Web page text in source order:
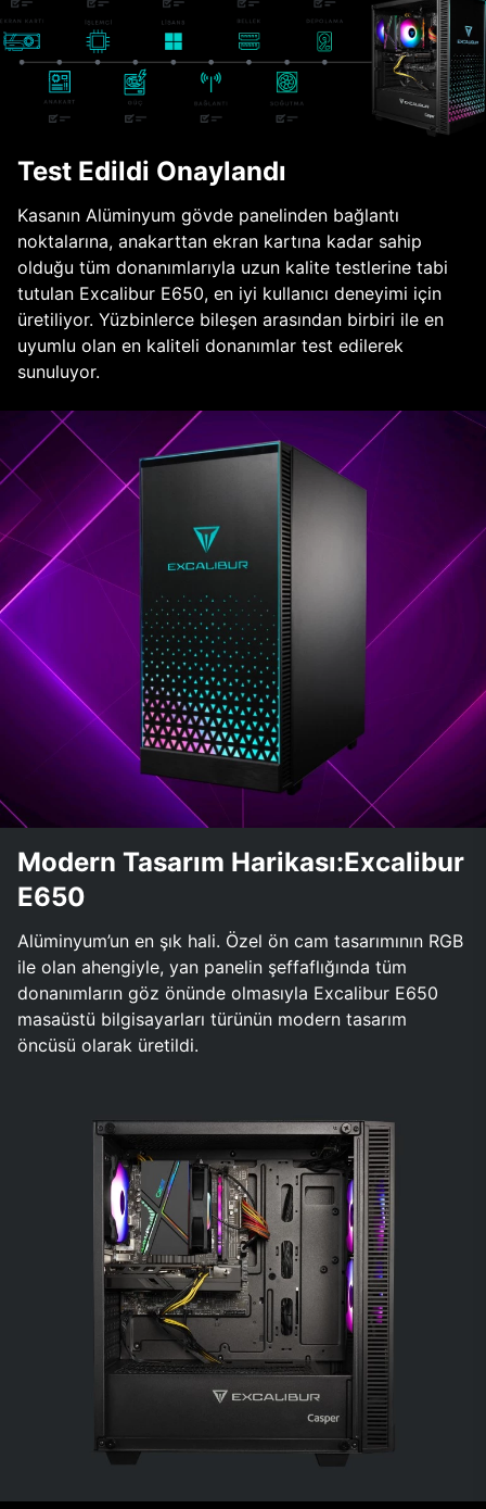
Test Edildi Onaylandı
Kasanın Alüminyum gövde panelinden bağlantı
noktalarına, anakarttan ekran kartına kadar sahip
olduğu tüm donanımlarıyla uzun kalite testlerine tabi
tutulan Excalibur E650, en iyi kullanıcı deneyimi için
üretiliyor. Yüzbinlerce bileşen arasından birbiri ile en
uyumlu olan en kaliteli donanımlar test edilerek
sunuluyor.
Modern Tasarım Harikası:Excalibur
E650
Alüminyum’un en şık hali. Özel ön cam tasarımının RGB
ile olan ahengiyle, yan panelin şeffaflığında tüm
donanımların göz önünde olmasıyla Excalibur E650
masaüstü bilgisayarları türünün modern tasarım
öncüsü olarak üretildi.